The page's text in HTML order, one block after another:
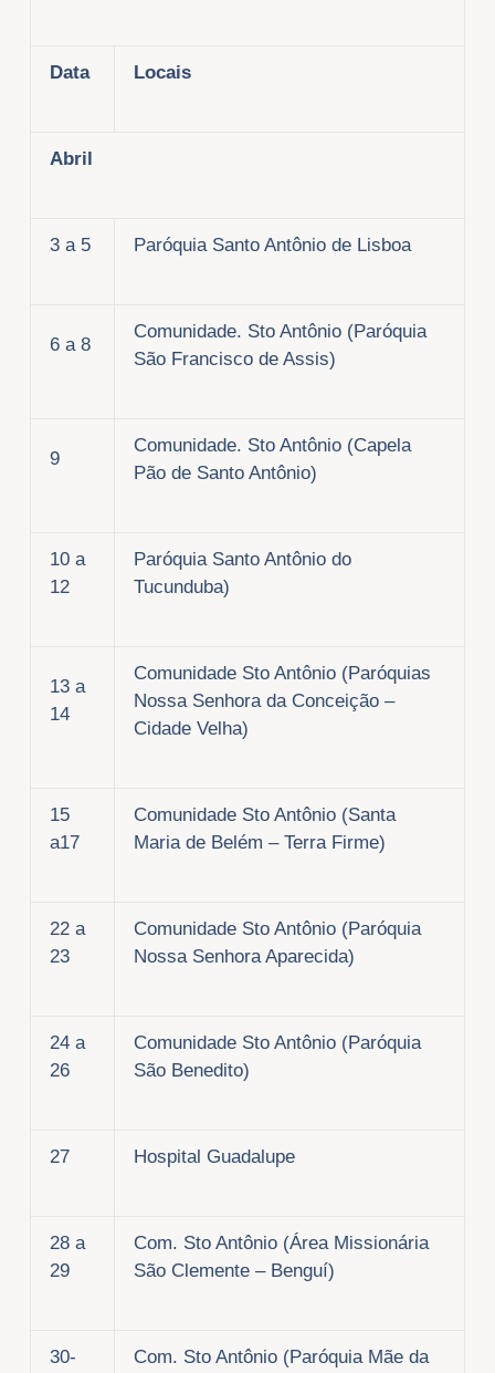
Data Locais
Abril
3 a 5 Paróquia Santo Antônio de Lisboa
6 a 8
Comunidade. Sto Antônio (Paróquia
São Francisco de Assis)
9
Comunidade. Sto Antônio (Capela
Pão de Santo Antônio)
10 a
12
Paróquia Santo Antônio do
Tucunduba)
13 a
14
Comunidade Sto Antônio (Paróquias
Nossa Senhora da Conceição –
Cidade Velha)
15
a17
Comunidade Sto Antônio (Santa
Maria de Belém – Terra Firme)
22 a
23
Comunidade Sto Antônio (Paróquia
Nossa Senhora Aparecida)
24 a
26
Comunidade Sto Antônio (Paróquia
São Benedito)
27 Hospital Guadalupe
28 a
29
Com. Sto Antônio (Área Missionária
São Clemente – Benguí)
30-
Com. Sto Antônio (Paróquia Mãe da